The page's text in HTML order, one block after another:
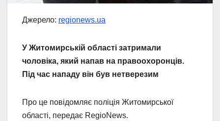
Джерело: regionews.ua
У Житомирській області затримали
чоловіка, який напав на правоохоронців.
Під час нападу він був нетверезим
Про це повідомляє поліція Житомирської
області, передає RegioNews.